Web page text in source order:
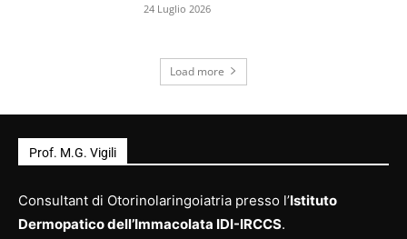
24 Luglio 2026
Load more
Prof. M.G. Vigili
Consultant di Otorinolaringoiatria presso l’Istituto
Dermopatico dell’Immacolata IDI-IRCCS.